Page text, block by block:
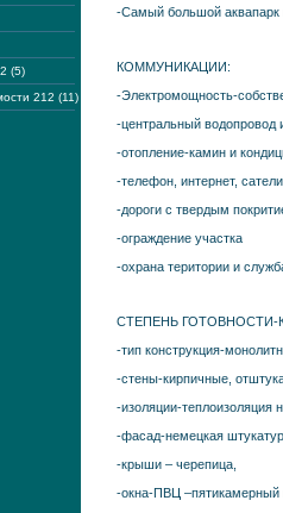
(5)
212 (11)
-Самый большой аквапарк
КОММУНИКАЦИИ:
-Электромощность-
-центральный водопровод
-отопление-камин и
-телефон, интернет,
-дороги с твердым
-ограждение участка
-охрана територии и
СТЕПЕНЬ
-тип конструкция-
-стены-кирпичные,
-изоляции-теплоизоляция
-фасад-немецкая
-крыши – черепица,
-окна-ПВЦ –пятикамерный